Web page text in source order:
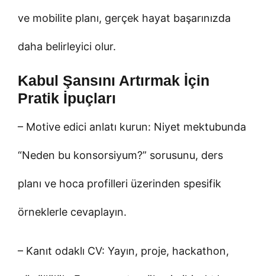
ve mobilite planı, gerçek hayat başarınızda
daha belirleyici olur.
Kabul Şansını Artırmak İçin
Pratik İpuçları
– Motive edici anlatı kurun: Niyet mektubunda
“Neden bu konsorsiyum?” sorusunu, ders
planı ve hoca profilleri üzerinden spesifik
örneklerle cevaplayın.
– Kanıt odaklı CV: Yayın, proje, hackathon,